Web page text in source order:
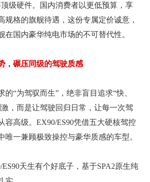
级硬件。国内消费者以更低预算，享
规格的旗舰待遇，这份专属定价诚意，
在国内豪华纯电市场的不可替代性。
，碾压同级的驾驶质感
的“为驾驭而生”，绝非盲目追求“快、
，而是让驾驶回归日常，让每一次驾
容高级。EX90/ES90凭借五大硬核驾控
唯一兼顾极致操控与豪华质感的车型。
天生有个好底子，基于SPA2原生纯